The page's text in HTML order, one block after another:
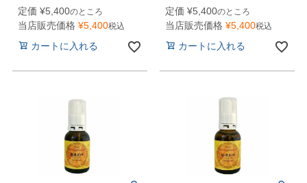
定価 ¥5,400のところ
当店販売価格 ¥5,400税込
カートに入れる
定価 ¥5,400のところ
当店販売価格 ¥5,400税込
カートに入れる